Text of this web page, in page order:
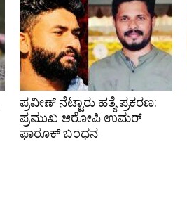
ಪ್ರವೀಣ್ ನೆಟ್ಟಾರು ಹತ್ಯೆ ಪ್ರಕರಣ:
ಪ್ರಮುಖ ಆರೋಪಿ ಉಮರ್
ಫಾರೂಕ್ ಬಂಧನ